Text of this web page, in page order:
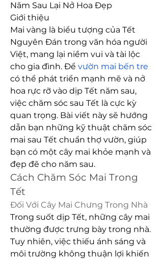
Năm Sau Lại Nở Hoa Đẹp
Giới thiệu
Mai vàng là biểu tượng của Tết
Nguyên Đán trong văn hóa người
Việt, mang lại niềm vui và tài lộc
cho gia đình. Để vườn mai bến tre
có thể phát triển mạnh mẽ và nở
hoa rực rỡ vào dịp Tết năm sau,
việc chăm sóc sau Tết là cực kỳ
quan trọng. Bài viết này sẽ hướng
dẫn bạn những kỹ thuật chăm sóc
mai sau Tết chuẩn thợ vườn, giúp
bạn có một cây mai khỏe mạnh và
đẹp đẽ cho năm sau.
Cách Chăm Sóc Mai Trong
Tết
Đối Với Cây Mai Chưng Trong Nhà
Trong suốt dịp Tết, những cây mai
thường được trưng bày trong nhà.
Tuy nhiên, việc thiếu ánh sáng và
môi trường không thuận lợi khiến